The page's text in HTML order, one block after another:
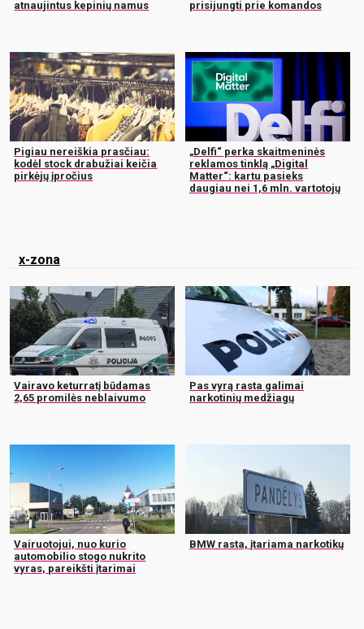
atnaujintus kepinių namus prisijungti prie komandos
Pigiau nereiškia prasčiau:
kodėl stock drabužiai keičia
pirkėjų įpročius
„Delfi“ perka skaitmeninės
reklamos tinklą „Digital
Matter“: kartu pasieks
daugiau nei 1,6 mln. vartotojų
x-zona
Vairavo keturratį būdamas
2,65 promilės neblaivumo
Pas vyrą rasta galimai
narkotinių medžiagų
Vairuotojui, nuo kurio
automobilio stogo nukrito
vyras, pareikšti įtarimai
BMW rasta, įtariama narkotikų